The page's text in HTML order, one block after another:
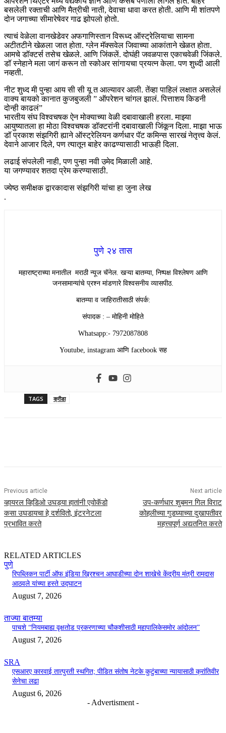
बसलेली रक्ताची आणि मैत्रीची नाती, देवाचा धावा करत होती. आणि मी शांतपणे
दोन जगाच्या सीमारेषेवर गाढ झोपलो होतो.
त्याचं वेळेला वानखेडेवर अफगाणिस्तान विरूध्द ऑस्ट्रेलियाचा सामना
अटीतटीने खेळला जात होता. ग्लेन मॅक्सवेल जिवाच्या आकांताने खेळत होता.
आमचे डॉक्टर्स तसेच खेळले. आणि जिंकलें. दोघंही जवळपास एकाचवेळी जिंकले.
डॉ स्नेहाने मला जागं करून तो स्कोअर सांगायचा प्रयत्न केला. पण शुध्दी आली
नव्हती.
नीट शुध्द मी पुन्हा आय सी सी यू त आल्यावर आली. तेंव्हा पाहिलं लक्षात असलेलं
वाक्य बायको कानात कुजबुजली ” ऑपरेशन चांगल झालं. पित्ताशय किडनी
दोन्ही काढलं”
भारतीय संघ विश्वचषक ऐन मोक्याच्या वेळी दबावाखाली हरला. माझ्या
आयुष्यातला हा मोठा विश्वचषक डॉक्टरांनी दबावाखाली जिंकून दिला. माझा भाऊ
डॉ प्रकाश संझगिरी ह्याने ऑस्ट्रेलियन कर्णधार पॅट कमिन्स सारखं नेतृत्त्व केलं.
देवाने आजार दिले, पण त्यातून बाहेर काढण्यासाठी भाऊही दिला.
लढाई संपलेली नाही, पण पुन्हा नवी उमेद मिळाली आहे.
या जगण्यावर शतदा प्रेम करण्यासाठी.
ज्येष्ठ समीक्षक द्वारकादास संझगिरी यांचा हा जुना लेख
.
पुणे २४ तास
महाराष्ट्राच्या मनातील मराठी न्यूज चॅनेल. खऱ्या बातम्या, निष्पक्ष विश्लेषण आणि
जनसामान्यांचे प्रश्न मांडणारे विश्वसनीय व्यासपीठ.
बातम्या व जाहिरातीसाठी संपर्क:
संपादक : – मोहिनी मोहिते
Whatsapp:- 7972087808
Youtube, instagram आणि facebook सह
TAGS क्रीडा
Previous article
व्हायरल व्हिडिओ उघड्या हातांनी एवोकॅडो
कसा उघडायचा हे दर्शवितो, इंटरनेटला
प्रभावित करते
Next article
उप-कर्णधार शुबमन गिल विराट
कोहलीच्या गुडघ्याच्या दुखापतीवर
महत्त्वपूर्ण अद्यतनित करते
RELATED ARTICLES
पुणे
रिपब्लिकन पार्टी ऑफ इंडिया ख्रिश्चन आघाडीच्या दोन शाखेचे केंद्रीय मंत्री रामदास
आठवले यांच्या हस्ते उद्घाटन
August 7, 2026
ताज्या बातम्या
पाचशे “नियमबाह्य वृक्षतोड प्रकरणाच्या चौकशीसाठी महापालिकेसमोर आंदोलन”
August 7, 2026
SRA
एसआरए कारवाई तात्पुरती स्थगित; पीडित संतोष नेटके कुटुंबाच्या न्यायासाठी क्रांतिवीर
सेनेचा लढा
August 6, 2026
- Advertisment -